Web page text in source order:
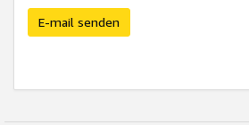
E-mail senden